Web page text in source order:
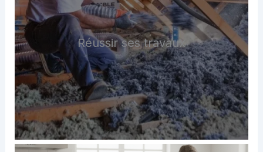
Réussir ses travaux